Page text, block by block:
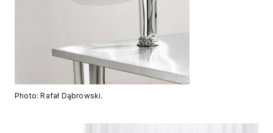
Photo: Rafał Dąbrowski.